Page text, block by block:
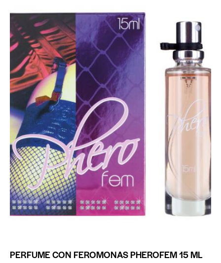
PERFUME CON FEROMONAS PHEROFEM 15 ML